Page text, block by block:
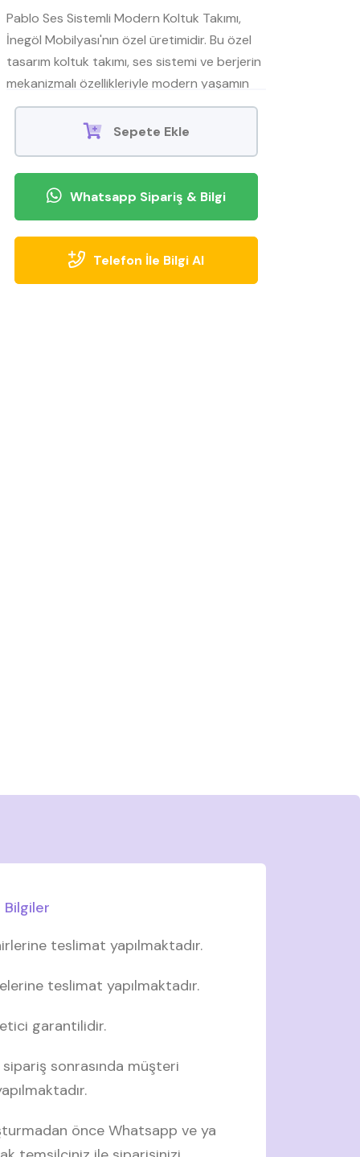
Pablo Ses Sistemli Modern Koltuk Takımı,
İnegöl Mobilyası'nın özel üretimidir. Bu özel
tasarım koltuk takımı, ses sistemi ve berjerin
mekanizmalı özellikleriyle modern yaşamın
konforunu sunar. Mobilyamevime özel
indirimlerle şimdi satışta! Hemen sipariş verin,
Sepete Ekle
Whatsapp Sipariş & Bilgi
Telefon İle Bilgi Al
Bilgiler
teslimat yapılmaktadır.
teslimat yapılmaktadır.
garantilidir.
sonrasında müşteri
önce Whatsapp ve ya